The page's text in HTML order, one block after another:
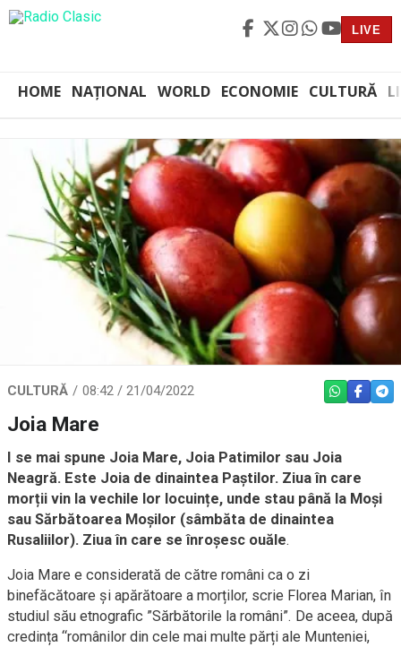
LIVE
HOME NAȚIONAL WORLD ECONOMIE CULTURĂ
CULTURĂ 08:42 / 21/04/2022 WHATSAPP
Joia Mare
I se mai spune Joia Mare, Joia Patimilor sau Joia
Neagră. Este Joia de dinaintea Paştilor. Ziua în care
morții vin la vechile lor locuințe, unde stau până la Moşi
sau Sărbătoarea Moşilor (sâmbăta de dinaintea
Rusaliilor). Ziua în care se înroșesc ouăle.
Joia Mare e considerată de către români ca o zi
binefăcătoare şi apărătoare a morților, scrie Florea Marian, în
studiul său etnografic ”Sărbătorile la români”. De aceea, după
credința “românilor din cele mai multe părți ale Munteniei,